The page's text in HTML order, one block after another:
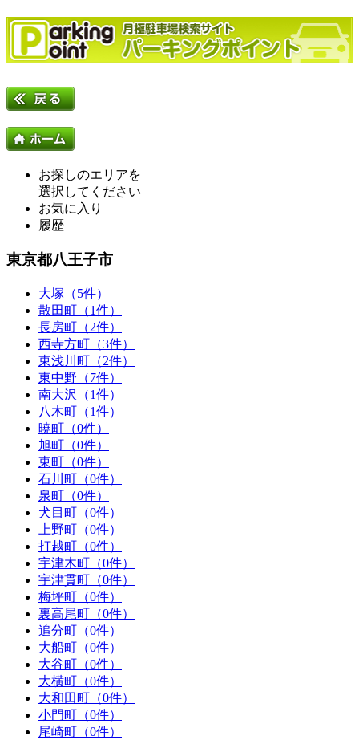
お探しのエリアを
選択してください
お気に入り
履歴
東京都八王子市
大塚（5件）
散田町（1件）
長房町（2件）
西寺方町（3件）
東浅川町（2件）
東中野（7件）
南大沢（1件）
八木町（1件）
暁町（0件）
旭町（0件）
東町（0件）
石川町（0件）
泉町（0件）
犬目町（0件）
上野町（0件）
打越町（0件）
宇津木町（0件）
宇津貫町（0件）
梅坪町（0件）
裏高尾町（0件）
追分町（0件）
大船町（0件）
大谷町（0件）
大横町（0件）
大和田町（0件）
小門町（0件）
尾崎町（0件）